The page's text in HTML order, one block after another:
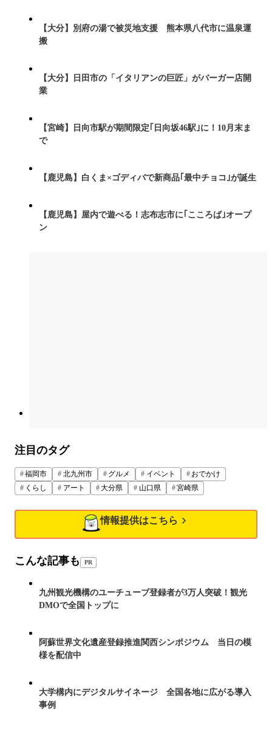
【大分】別府の湯で被災地支援 熊本県八代市に温泉運
搬
【大分】日田市の「イタリアンの巨匠」がバーガー店開
業
【宮崎】日向市駅が期間限定｢日向坂46駅｣に！10月末ま
で
【鹿児島】白くま×ゴディバで新商品｢最中チョコ｣が誕生
【鹿児島】屋内で遊べる！志布志市に｢こころば｣オープ
ン
注目のタグ
福岡市 北九州市 グルメ イベント
おでかけ
くらし
アート 大分県 山口県 宮崎県
情報提供はこちら
こんな記事も PR
九州観光機構のユーチューブ登録者が3万人突破！観光
DMOで全国トップに
阿蘇世界文化遺産登録推進関西シンポジウム 当日の模
様を配信中
大学構内にデジタルサイネージ 全国各地に広がる導入
事例